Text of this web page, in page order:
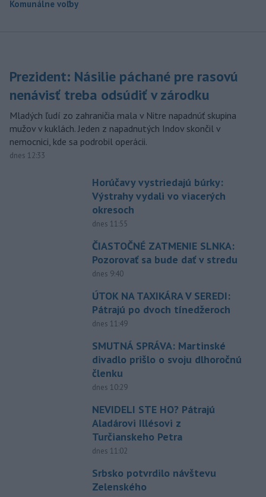
Komunálne voľby
Prezident: Násilie páchané pre rasovú
nenávisť treba odsúdiť v zárodku
Mladých ľudí zo zahraničia mala v Nitre napadnúť skupina
mužov v kuklách. Jeden z napadnutých Indov skončil v
nemocnici, kde sa podrobil operácii.
dnes 12:33
Horúčavy vystriedajú búrky:
Výstrahy vydali vo viacerých
okresoch
dnes 11:55
ČIASTOČNÉ ZATMENIE SLNKA:
Pozorovať sa bude dať v stredu
dnes 9:40
ÚTOK NA TAXIKÁRA V SEREDI:
Pátrajú po dvoch tínedžeroch
dnes 11:49
SMUTNÁ SPRÁVA: Martinské
divadlo prišlo o svoju dlhoročnú
členku
dnes 10:29
NEVIDELI STE HO? Pátrajú
Aladárovi Illésovi z
Turčianskeho Petra
dnes 11:02
Srbsko potvrdilo návštevu
Zelenského